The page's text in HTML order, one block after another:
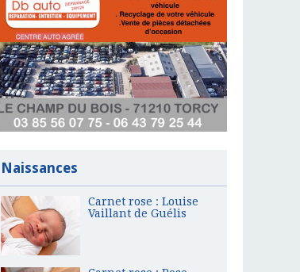
Naissances
Carnet rose : Louise
Vaillant de Guélis